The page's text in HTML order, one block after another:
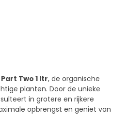
Two 1 ltr, de organische
planten. Door de unieke
in grotere en rijkere
opbrengst en geniet van